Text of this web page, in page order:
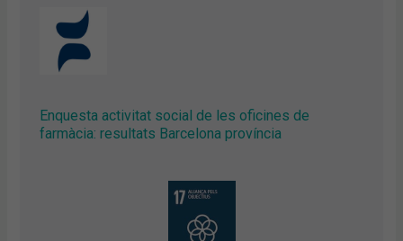
Enquesta activitat social de les oficines de
farmàcia: resultats Barcelona província